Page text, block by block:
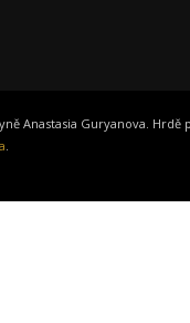
Anastasia Guryanova. Hrdě